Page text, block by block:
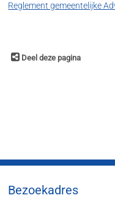
Reglement gemeentelijke
Deel deze pagina
Bezoekadres